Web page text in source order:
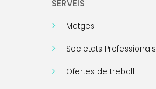
SERVEIS
Metges
Societats Professionals
Ofertes de treball